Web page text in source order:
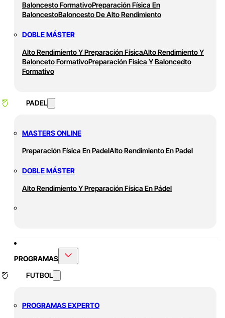
Baloncesto FormativoPreparación Física En
BaloncestoBaloncesto De Alto Rendimiento
DOBLE MÁSTER
Alto Rendimiento Y Preparación FísicaAlto Rendimiento Y
Balonceto FormativoPreparación Física Y Baloncedto
Formativo
PADEL
MASTERS ONLINE
Preparación Física En PadelAlto Rendimiento En Padel
DOBLE MÁSTER
Alto Rendimiento Y Preparación Física En Pádel
PROGRAMAS
FUTBOL
PROGRAMAS EXPERTO